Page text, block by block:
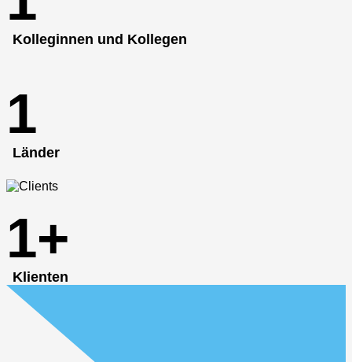
Kolleginnen und Kollegen
1
Länder
1+
Klienten